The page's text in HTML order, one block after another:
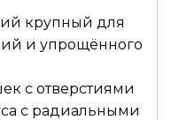
крупный для
и упрощённого
с отверстиями
с радиальными